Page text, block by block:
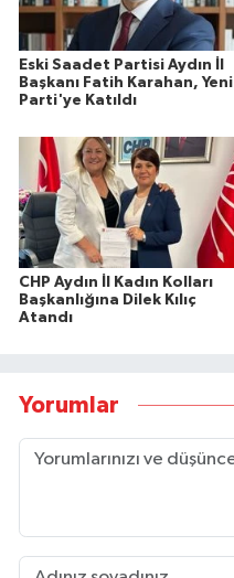
Eski Saadet Partisi Aydın İl
Başkanı Fatih Karahan, Yeni
Parti'ye Katıldı
CHP Aydın İl Kadın Kolları
Başkanlığına Dilek Kılıç
Atandı
Yorumlar